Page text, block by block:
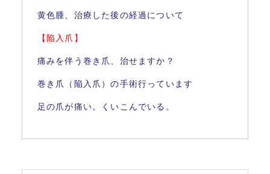
黄色腫、治療した後の経過について
【陥入爪】
痛みを伴う巻き爪、治せますか？
巻き爪（陥入爪）の手術行っています
足の爪が痛い。くいこんでいる。